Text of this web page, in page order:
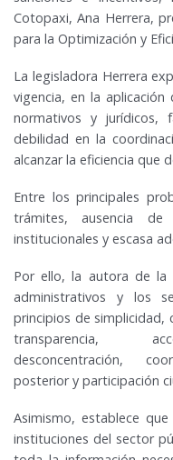
Cotopaxi, Ana Herrera,
para la Optimización y
La legisladora Herrera
vigencia, en la
normativos y jurídicos,
debilidad en la
alcanzar la eficiencia que
Entre los principales
trámites, ausencia de
institucionales y escasa
Por ello, la autora de la
administrativos y los
principios de simplicidad,
transparencia,
desconcentración,
posterior y participación
Asimismo, establece
instituciones del sector